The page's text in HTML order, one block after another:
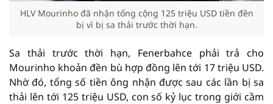
HLV Mourinho đã nhận tổng cộng 125 triệu USD tiền đền
bị vì bị sa thải trước thời hạn.
Sa thải trước thời hạn, Fenerbahce phải trả cho
Mourinho khoản đền bù hợp đồng lên tới 17 triệu USD.
Nhờ đó, tổng số tiền ông nhận được sau các lần bị sa
thải lên tới 125 triệu USD, con số kỷ lục trong giới cầm